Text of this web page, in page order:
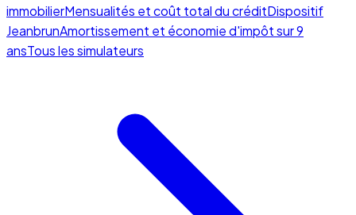
immobilierMensualités et coût total du créditDispositif
JeanbrunAmortissement et économie d'impôt sur 9
ansTous les simulateurs